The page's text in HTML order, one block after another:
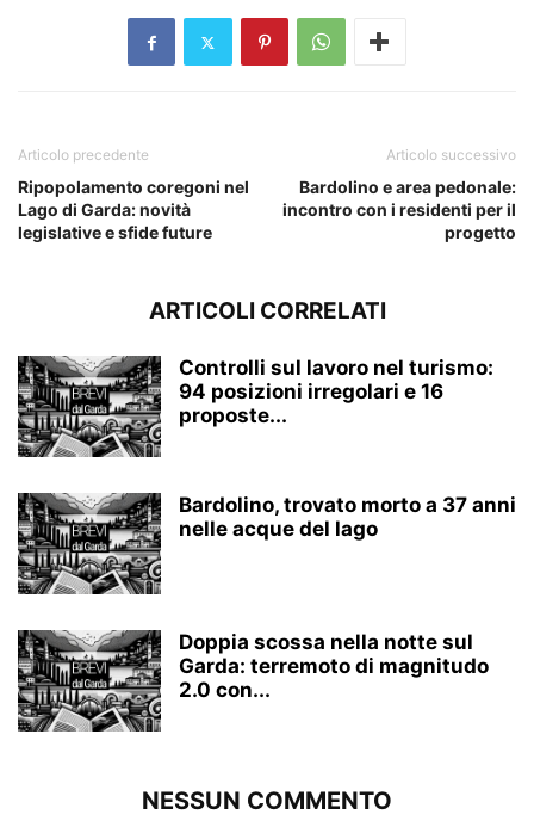
Articolo precedente
Ripopolamento coregoni nel
Lago di Garda: novità
legislative e sfide future
Articolo successivo
Bardolino e area pedonale:
incontro con i residenti per il
progetto
ARTICOLI CORRELATI
Controlli sul lavoro nel turismo:
94 posizioni irregolari e 16
proposte...
Bardolino, trovato morto a 37 anni
nelle acque del lago
Doppia scossa nella notte sul
Garda: terremoto di magnitudo
2.0 con...
NESSUN COMMENTO